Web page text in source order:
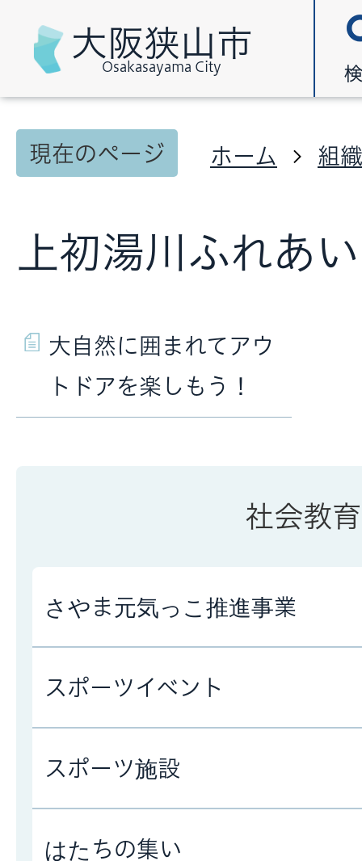
大阪狭山市
Osakasayama City
現在のページ ホーム 組
上初湯川ふれあ
大自然に囲まれてアウ
トドアを楽しもう！
社会教育
さやま元気っこ推進事業
スポーツイベント
スポーツ施設
はたちの集い